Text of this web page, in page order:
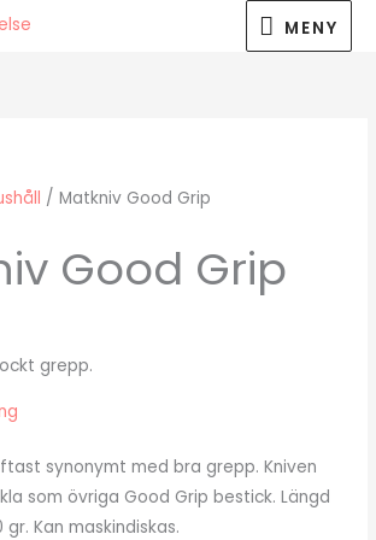
MENY
MENY
/ Matkniv Good Grip
Good Grip
grepp.
synonymt med bra grepp. Kniven
som övriga Good Grip bestick. Längd
gr. Kan maskindiskas.